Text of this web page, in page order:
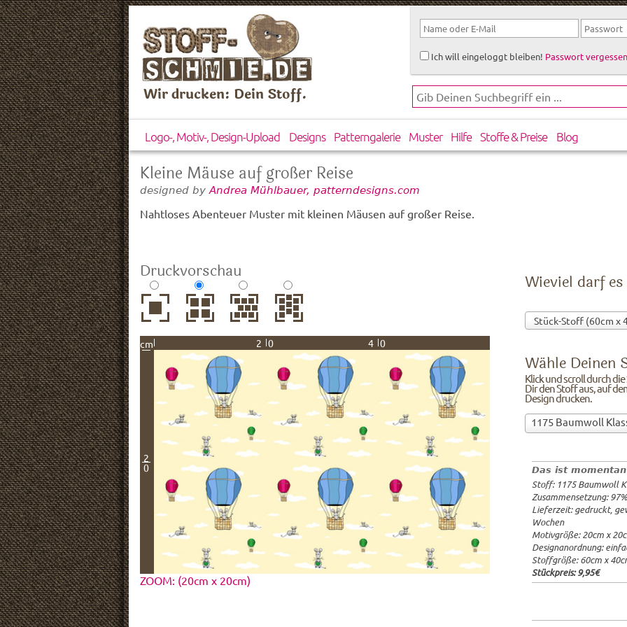
Wir drucken: Dein Stoff.
Ich will eingeloggt bleiben! Passwort
Logo-, Motiv-, Design-Upload Designs Patterngalerie Muster Hilfe Stoffe & Preise Blog
Kleine Mäuse auf großer Reise
designed by Andrea Mühlbauer, patterndesigns.com
Nahtloses Abenteuer Muster mit kleinen Mäusen auf großer Reise.
Das ist
Stoff: 1175 Baumwoll
Zusammensetzung:
Lieferzeit: gedruckt,
Wochen
Motivgröße: 20cm x
Designanordnung:
Stoffgröße: 60cm x
Stückpreis:9,95€
Druckvorschau
cm 20 40
2
0
ZOOM: (20cm x 20cm)
Wieviel darf es
Wähle Deinen
Klick und scroll durch
Dir den Stoff aus, auf
Design drucken.
1175 Baumwoll
Gewicht:
Lieferzeit:
20x20cm:
60x40cm:
ab 1m:
ab 10m:
ab 50m:
Wähle
Deinen
und
scroll
durch
die
Stoffübersicht
und
suche
Dir
den
Stoff
dem